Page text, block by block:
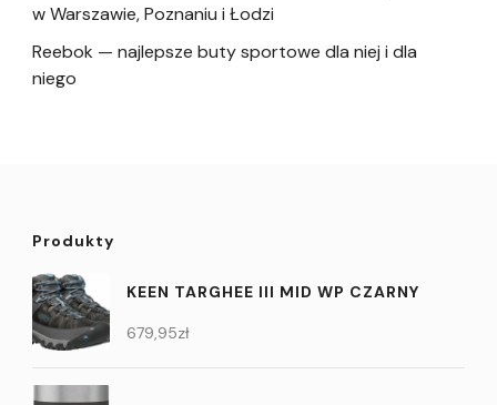
w Warszawie, Poznaniu i Łodzi
Reebok — najlepsze buty sportowe dla niej i dla
niego
Produkty
KEEN TARGHEE III MID WP CZARNY
679,95zł